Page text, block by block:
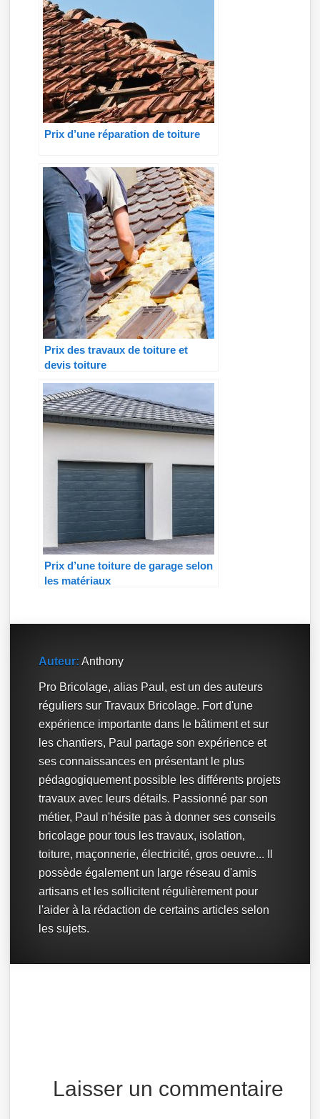
Prix d’une réparation de toiture
Prix des travaux de toiture et
devis toiture
Prix d’une toiture de garage selon
les matériaux
Auteur: Anthony
Pro Bricolage, alias Paul, est un des auteurs
réguliers sur Travaux Bricolage. Fort d'une
expérience importante dans le bâtiment et sur
les chantiers, Paul partage son expérience et
ses connaissances en présentant le plus
pédagogiquement possible les différents projets
travaux avec leurs détails. Passionné par son
métier, Paul n'hésite pas à donner ses conseils
bricolage pour tous les travaux, isolation,
toiture, maçonnerie, électricité, gros oeuvre... Il
possède également un large réseau d'amis
artisans et les sollicitent régulièrement pour
l'aider à la rédaction de certains articles selon
les sujets.
Laisser un commentaire